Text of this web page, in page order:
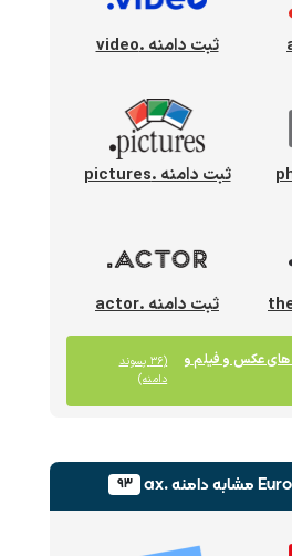
ثبت دامنه .video
ثبت دامنه .pictures
ثبت دامنه .actor
های عکس و فیلم و
(۳۶ پسوند
دامنه)
مشابه دامنه .ax ۹۳